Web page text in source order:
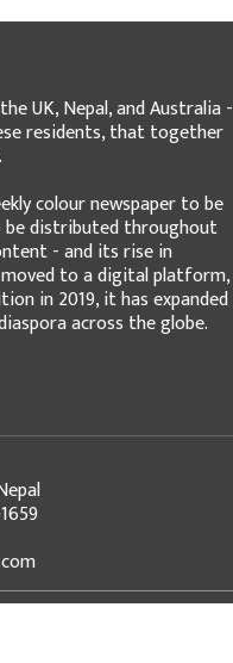
UK, Nepal, and Australia -
residents, that together
colour newspaper to be
be distributed throughout
- and its rise in
to a digital platform,
in 2019, it has expanded
across the globe.